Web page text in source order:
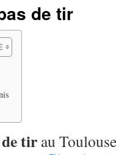
de tir
tir au